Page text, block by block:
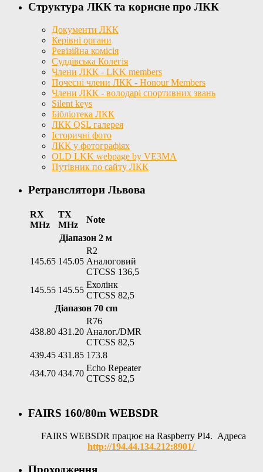
Структура ЛКК та корисне про ЛКК
Документи ЛКК
Керівні органи
Ревізійна комісія
Суддівська Колегія
Члени ЛКК - LKK members
Почесні члени ЛКК - Honour Members
Члени ЛКК - володарі спортивних звань
Silent keys
Бібліотека ЛКК
ЛКК QSL галерея
Історичні фото
ЛКК у фотографіях
OLD LKK webpage by VE3MA
Путівник по сайту ЛКК
Ретранслятори Львова
RX
MHz
TX
MHz
Note
Діапазон 2 м
145.65 145.05
R2
Аналоговий
CTCSS 136,5
145.55 145.55
Ехолінк
CTCSS 82,5
Діапазон 70 cm
438.80 431.20
R76
Аналог./DMR
CTCSS 82,5
439.45 431.85 173.8
434.70 434.70
Echo Repeater
CTCSS 82,5
FAIRS 160/80m WEBSDR
FAIRS WEBSDR працює на Raspberry PI4. Адреса
http://194.44.134.212:8901/
Проходження